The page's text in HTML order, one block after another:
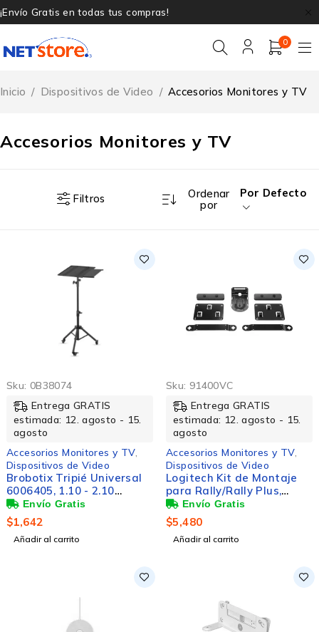
¡Envío Gratis en todas tus compras!
0
Accesorios Monitores y TV
Inicio / Dispositivos de Video / Accesorios Monitores y TV
Filtros
Ordenar
por
Por Defecto
Sku: 0B38074
Entrega GRATIS
estimada: 12. agosto - 15.
agosto
Accesorios Monitores y TV
Dispositivos de Video
Brobotix Tripié Universal
6006405, 1.10 - 2.10
Metros, Negro
$1,642
Añadir al carrito
Sku: 91400VC
Entrega GRATIS
estimada: 12. agosto - 15.
agosto
Accesorios Monitores y TV
Dispositivos de Video
Logitech Kit de Montaje
para Rally/Rally Plus,
Negro
$5,480
Añadir al carrito